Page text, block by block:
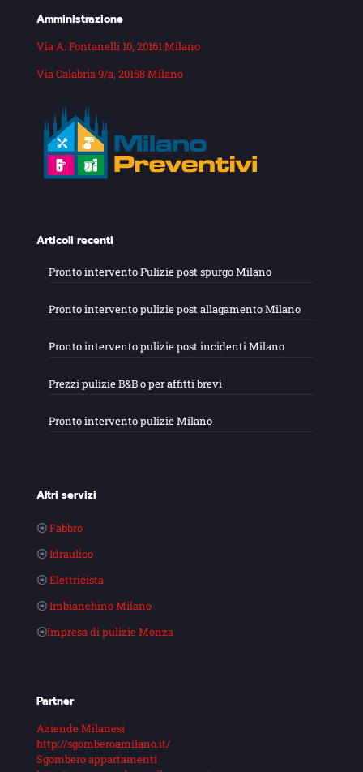
Amministrazione
Via A. Fontanelli 10, 20161 Milano
Via Calabria 9/a, 20158 Milano
Articoli recenti
Pronto intervento Pulizie post spurgo Milano
Pronto intervento pulizie post allagamento Milano
Pronto intervento pulizie post incidenti Milano
Prezzi pulizie B&B o per affitti brevi
Pronto intervento pulizie Milano
Altri servizi
Fabbro
Idraulico
Elettricista
Imbianchino Milano
Impresa di pulizie Monza
Partner
Aziende Milanesi
http://sgomberoamilano.it/
Sgombero appartamenti